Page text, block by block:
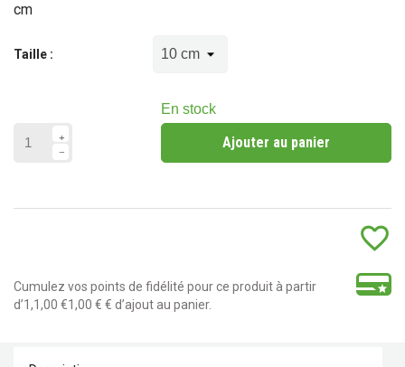
cm
Taille :
En stock
Ajouter au panier
favorite_border
Cumulez vos points de fidélité pour ce produit à partir
d’1,1,00 €1,00 € € d’ajout au panier.